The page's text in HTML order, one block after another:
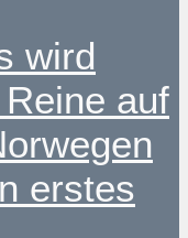
wird
auf
erstes